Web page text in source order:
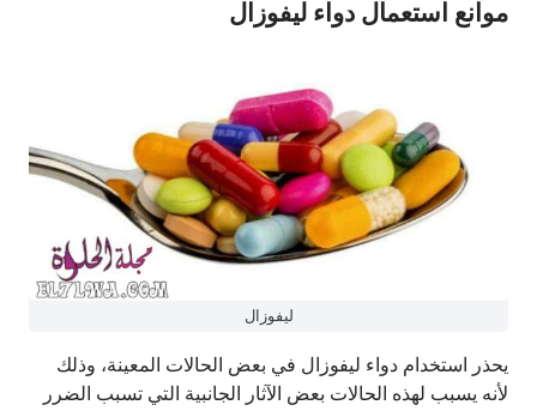
موانع استعمال دواء ليفوزال
ليفوزال
يحذر استخدام دواء ليفوزال في بعض الحالات المعينة، وذلك
لأنه يسبب لهذه الحالات بعض الآثار الجانبية التي تسبب الضرر